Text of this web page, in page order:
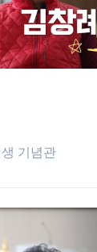
기념관